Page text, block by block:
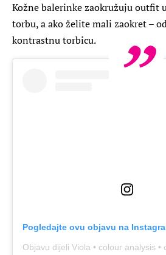
Kožne balerinke zaokružuju outfit
torbu, a ako želite mali zaokret –
kontrastnu torbicu.
Pogledajte ovu objavu na
Objavu dijeli Viola • colour analysis